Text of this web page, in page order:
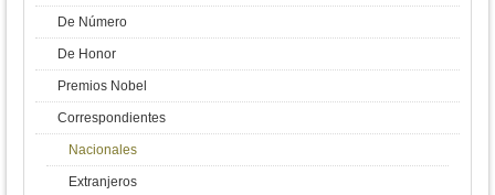
De Número
De Honor
Premios Nobel
Correspondientes
Nacionales
Extranjeros